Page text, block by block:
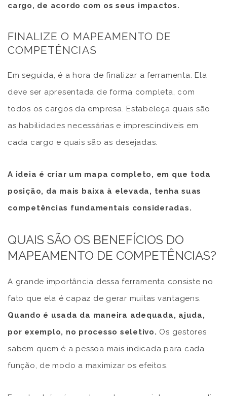
cargo, de acordo com os seus impactos.
FINALIZE O MAPEAMENTO DE
COMPETÊNCIAS
Em seguida, é a hora de finalizar a ferramenta. Ela
deve ser apresentada de forma completa, com
todos os cargos da empresa. Estabeleça quais são
as habilidades necessárias e imprescindíveis em
cada cargo e quais são as desejadas.
A ideia é criar um mapa completo, em que toda
posição, da mais baixa à elevada, tenha suas
competências fundamentais consideradas.
QUAIS SÃO OS BENEFÍCIOS DO
MAPEAMENTO DE COMPETÊNCIAS?
A grande importância dessa ferramenta consiste no
fato que ela é capaz de gerar muitas vantagens.
Quando é usada da maneira adequada, ajuda,
por exemplo, no processo seletivo. Os gestores
sabem quem é a pessoa mais indicada para cada
função, de modo a maximizar os efeitos.